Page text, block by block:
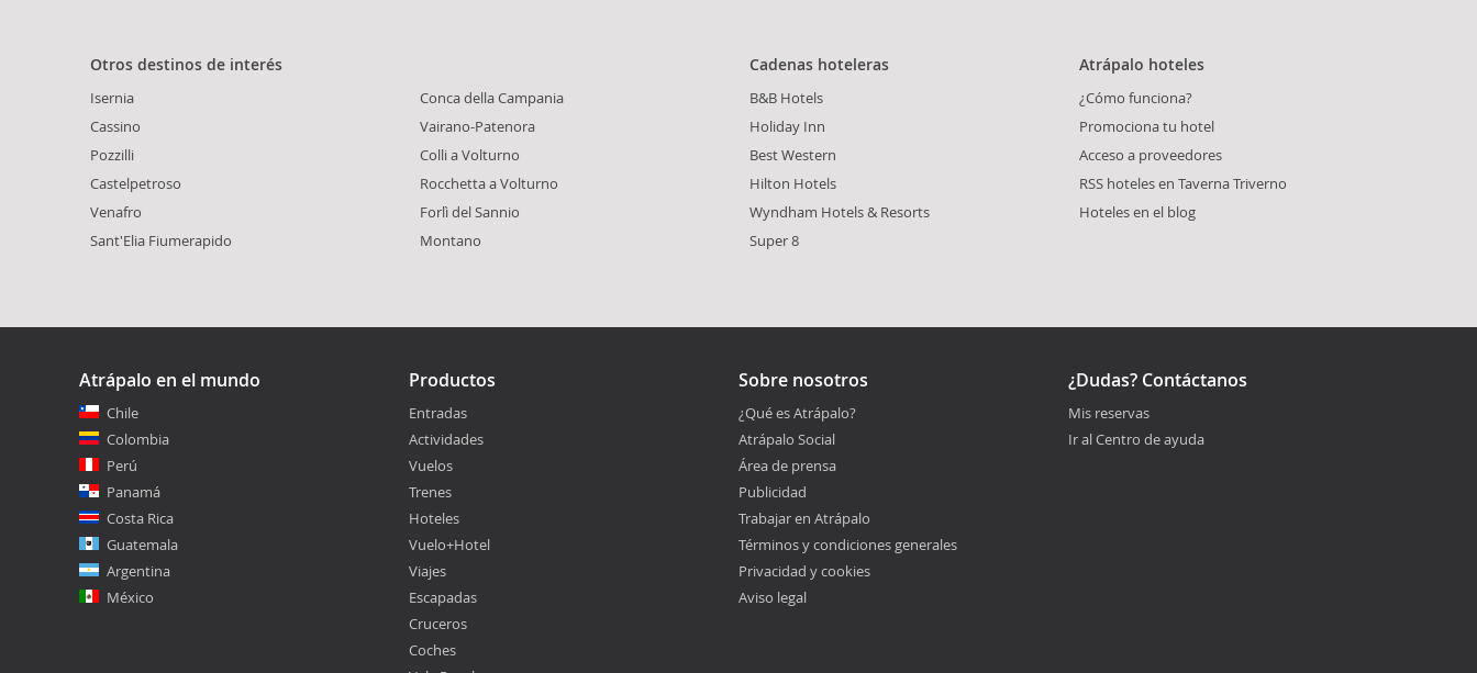
Otros destinos de interés
Isernia
Cassino
Pozzilli
Castelpetroso
Venafro
Sant'Elia Fiumerapido
Conca della Campania
Vairano-Patenora
Colli a Volturno
Rocchetta a Volturno
Forlì del Sannio
Montano
Cadenas hoteleras
B&B Hotels
Holiday Inn
Best Western
Hilton Hotels
Wyndham Hotels & Resorts
Super 8
Atrápalo hoteles
¿Cómo funciona?
Promociona tu hotel
Acceso a proveedores
RSS hoteles en Taverna Triverno
Hoteles en el blog
Atrápalo en el mundo
Chile
Colombia
Perú
Panamá
Costa Rica
Guatemala
Argentina
México
Productos
Entradas
Actividades
Vuelos
Trenes
Hoteles
Vuelo+Hotel
Viajes
Escapadas
Cruceros
Coches
Sobre nosotros
¿Qué es Atrápalo?
Atrápalo Social
Área de prensa
Publicidad
Trabajar en Atrápalo
Términos y condiciones generales
Privacidad y cookies
Aviso legal
¿Dudas? Contáctanos
Mis reservas
Ir al Centro de ayuda